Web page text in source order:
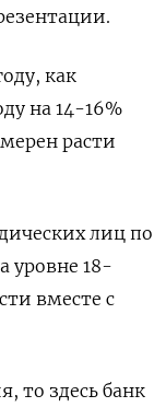
как
на 14-16%
расти
лиц по
уровне 18-
вместе с
то здесь банк